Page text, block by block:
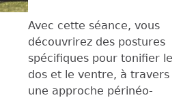
Avec cette séance, vous
découvrirez des postures
spécifiques pour tonifier le
dos et le ventre, à travers
une approche périnéo-